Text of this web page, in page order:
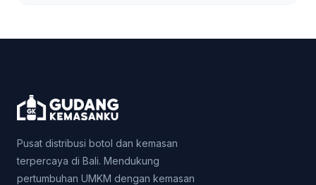
Pusat distribusi botol dan kemasan
terpercaya di Bali. Mendukung
pertumbuhan UMKM dengan kemasan